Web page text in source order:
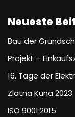
Neueste
Bau der
Projekt –
16. Tage der
Zlatna Kuna 2023
ISO 9001:2015